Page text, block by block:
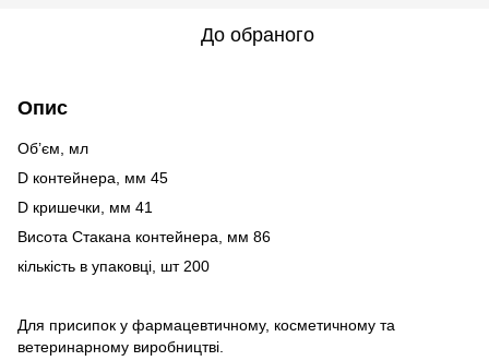
До обраного
Опис
Об’єм, мл​
D контейнера, мм 45​
D кришечки, мм 41​
Висота Стакана контейнера, мм 86​
кількість в упаковці, шт 200 ​
Для присипок у фармацевтичному, косметичному та
ветеринарному виробництві.